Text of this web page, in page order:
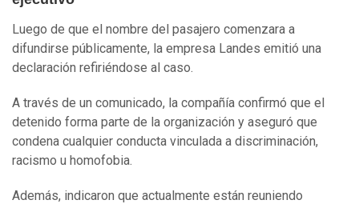
Luego de que el nombre del pasajero comenzara a
difundirse públicamente, la empresa Landes emitió una
declaración refiriéndose al caso.
A través de un comunicado, la compañía confirmó que el
detenido forma parte de la organización y aseguró que
condena cualquier conducta vinculada a discriminación,
racismo u homofobia.
Además, indicaron que actualmente están reuniendo